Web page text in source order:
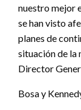
nuestro mejor
se han visto
planes de
situación de la
Director
Bosa y